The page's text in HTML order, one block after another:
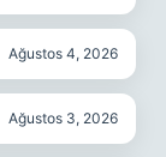
Ağustos 4, 2026
Ağustos 3, 2026